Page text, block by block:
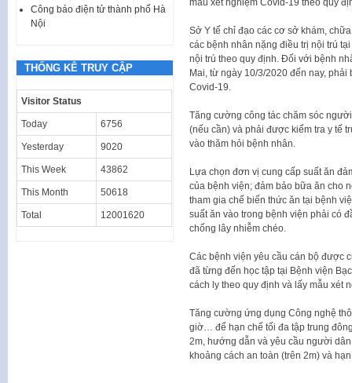
mẫu xét nghiệm Covid-19 theo quy
Sở Y tế chỉ đạo các cơ sở khám,
các bệnh nhân nặng điều trị nội trú
nội trú theo quy định. Đối với bệnh
Mai, từ ngày 10/3/2020 đến nay,
Covid-19.
Tăng cường công tác chăm sóc
(nếu cần) và phải được kiểm tra y tế
vào thăm hỏi bệnh nhân.
Lựa chọn đơn vị cung cấp suất ăn
của bệnh viện; đảm bảo bữa ăn cho
tham gia chế biến thức ăn tại bệnh
suất ăn vào trong bệnh viện phải có
chống lây nhiễm chéo.
Các bệnh viện yêu cầu cán bộ được
đã từng đến học tập tại Bệnh viện
cách ly theo quy định và lấy mẫu xét
Tăng cường ứng dụng Công nghệ
giờ… để hạn chế tối đa tập trung
2m, hướng dẫn và yêu cầu người
khoảng cách an toàn (trên 2m) và
Công báo điện tử thành phố Hà
Nội
THỐNG KÊ TRUY CẬP
Visitor Status
Today 6756
Yesterday 9020
This Week 43862
This Month 50618
Total 12001620